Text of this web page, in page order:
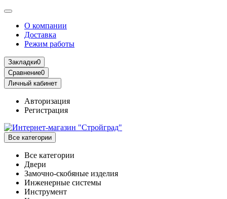
О компании
Доставка
Режим работы
Закладки0
Сравнение0
Личный кабинет
Авторизация
Регистрация
Все категории
Все категории
Двери
Замочно-скобяные изделия
Инженерные системы
Инструмент